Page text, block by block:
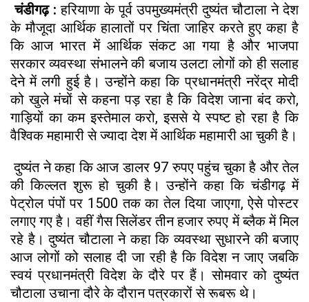
चंडीगढ़ : हरियाणा के पूर्व उपमुख्यमंत्री दुष्यंत चौटाला ने देश
के मौजूदा आर्थिक हालातों पर चिंता जाहिर करते हुए कहा है
कि आज भारत में आर्थिक संकट आ गया है और भाजपा
सरकार व्यवस्था संभालने की बजाय उलटा लोगों को ही सलाह
देने में लगी हुई है। उन्होंने कहा कि प्रधानमंत्री नरेंद्र मोदी
को खुले मंचों से कहना पड़ रहा है कि विदेश जाना बंद करो,
गाड़ियों का कम इस्तेमाल करो, इससे ये स्पष्ट हो रहा है कि
वैश्विक महामारी से ज्यादा देश में आर्थिक महामारी आ चुकी है।
दुष्यंत ने कहा कि आज डालर 97 रुपए पहुंच चुका है और तेल
की किल्लत शुरू हो चुकी है। उन्होंने कहा कि चंडीगढ़ में
पेट्रोल पंपों पर 1500 तक का तेल दिया जाएगा, ऐसे पोस्टर
लगाए गए है। वहीं गैस सिलेंडर तीन हजार रुपए में ब्लैक में मिल
रहे है। दुष्यंत चौटाला ने कहा कि व्यवस्था सुधारने की बजाए
आज लोगों को सलाह दी जा रही है कि विदेश न जाए जबकि
स्वयं प्रधानमंत्री विदेश के दौरे पर हैं। सोमवार को दुष्यंत
चौटाला उचाना दौरे के दौरान पत्रकारों से रूबरू थे।